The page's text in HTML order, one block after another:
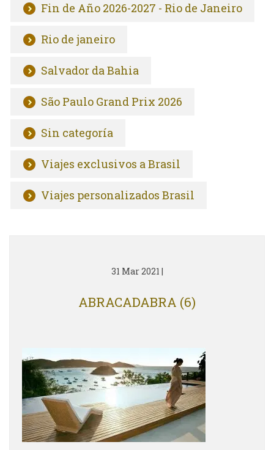
Fin de Año 2026-2027 - Rio de Janeiro
Rio de janeiro
Salvador da Bahia
São Paulo Grand Prix 2026
Sin categoría
Viajes exclusivos a Brasil
Viajes personalizados Brasil
31 Mar 2021 |
ABRACADABRA (6)